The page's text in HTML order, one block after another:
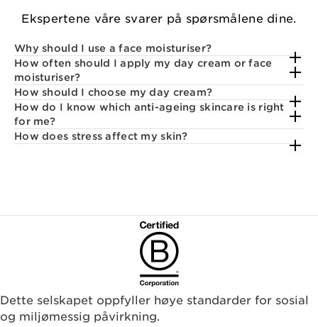
Ekspertene våre svarer på spørsmålene dine.
Why should I use a face moisturiser?
How often should I apply my day cream or face
moisturiser?
How should I choose my day cream?
How do I know which anti-ageing skincare is right
for me?
How does stress affect my skin?
Dette selskapet oppfyller høye standarder for sosial
og miljømessig påvirkning.